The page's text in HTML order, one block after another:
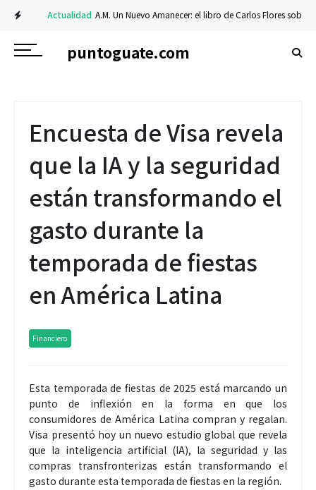
Actualidad A.M. Un Nuevo Amanecer: el libro de Carlos Flores sobre fe y
puntoguate.com
Encuesta de Visa revela
que la IA y la seguridad
están transformando el
gasto durante la
temporada de fiestas
en América Latina
Financiero
Esta temporada de fiestas de 2025 está marcando un
punto de inflexión en la forma en que los
consumidores de América Latina compran y regalan.
Visa presentó hoy un nuevo estudio global que revela
que la inteligencia artificial (IA), la seguridad y las
compras transfronterizas están transformando el
gasto durante esta temporada de fiestas en la región.